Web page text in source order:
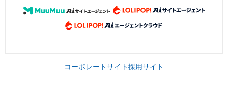
コーポレートサイト採用サイト